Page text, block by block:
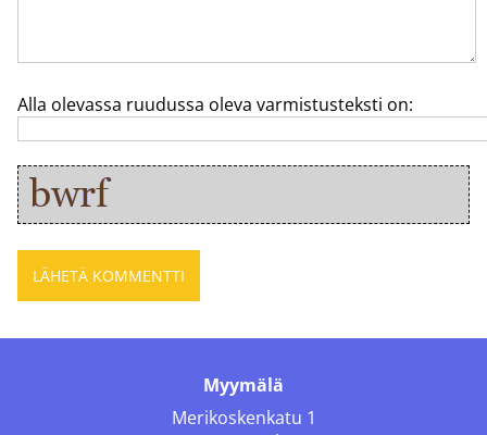
Alla olevassa ruudussa oleva varmistusteksti on:
Myymälä
Merikoskenkatu 1